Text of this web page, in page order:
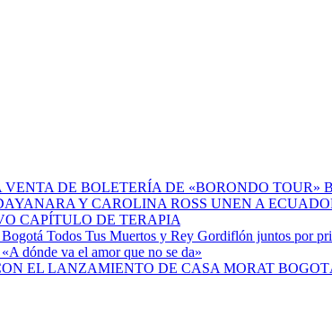
CAPÍTULO DE TERAPIA
Todos Tus Muertos y Rey Gordiflón juntos por
dónde va el amor que no se da»